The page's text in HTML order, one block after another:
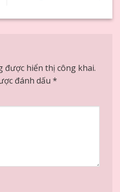
được hiển thị công khai.
đánh dấu *